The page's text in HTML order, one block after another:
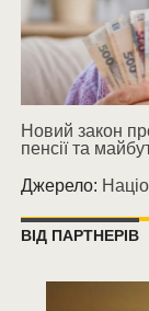
Новий закон
пенсії та
Джерело:
ВІД ПАРТНЕРІВ